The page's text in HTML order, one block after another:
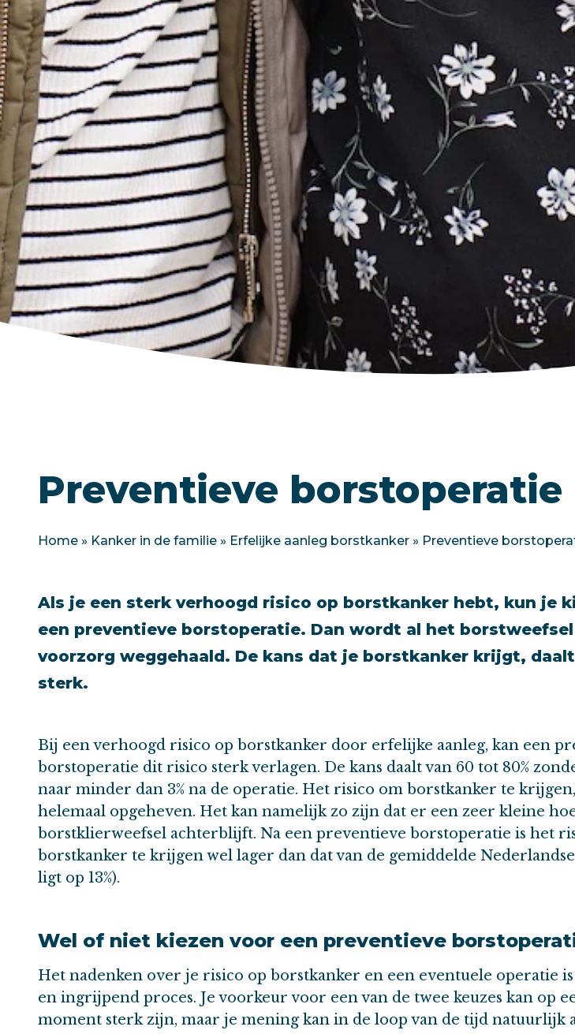
Preventieve borstoperatie
Home » Kanker in de familie » Erfelijke aanleg borstkanker » Preventieve
Als je een sterk verhoogd risico op borstkanker hebt, kun je
een preventieve borstoperatie. Dan wordt al het
voorzorg weggehaald. De kans dat je borstkanker krijgt,
sterk.
Bij een verhoogd risico op borstkanker door erfelijke aanleg, kan een
borstoperatie dit risico sterk verlagen. De kans daalt van 60 tot 80%
naar minder dan 3% na de operatie. Het risico om borstkanker te
helemaal opgeheven. Het kan namelijk zo zijn dat er een zeer kleine
borstklierweefsel achterblijft. Na een preventieve borstoperatie is het
borstkanker te krijgen wel lager dan dat van de gemiddelde
ligt op 13%).
Wel of niet kiezen voor een preventieve
Het nadenken over je risico op borstkanker en een eventuele operatie is
en ingrijpend proces. Je voorkeur voor een van de twee keuzes kan op
moment sterk zijn, maar je mening kan in de loop van de tijd natuurlijk